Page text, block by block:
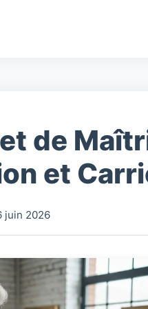
de
et
juin 2026